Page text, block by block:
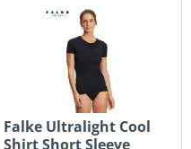
Falke Ultralight Cool
Shirt Short Sleeve